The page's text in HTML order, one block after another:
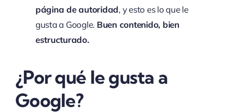
página de autoridad, y esto es lo que le
gusta a Google. Buen contenido, bien
estructurado.
¿Por qué le gusta a
Google?